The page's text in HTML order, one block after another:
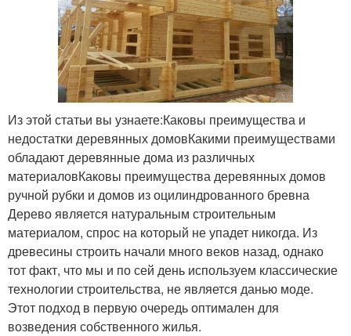
Из этой статьи вы узнаете:Каковы преимущества и
недостатки деревянных домовКакими преимуществами
обладают деревянные дома из различных
материаловКаковы преимущества деревянных домов
ручной рубки и домов из оцилиндрованного бревна
Дерево является натуральным строительным
материалом, спрос на который не упадет никогда. Из
древесины строить начали много веков назад, однако
тот факт, что мы и по сей день используем классические
технологии строительства, не является данью моде.
Этот подход в первую очередь оптимален для
возведения собственного жилья.